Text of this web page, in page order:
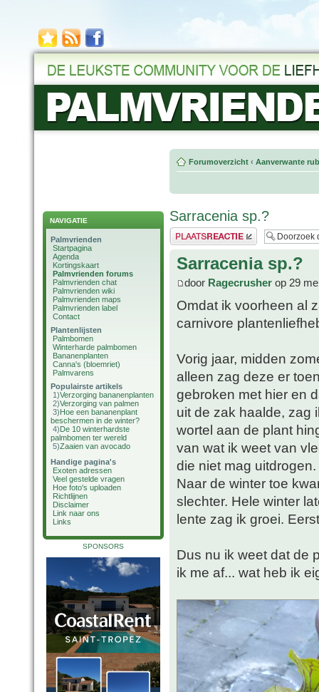
NAVIGATIE
Palmvrienden
Startpagina
Agenda
Kortingskaart
Palmvrienden forums
Palmvrienden chat
Palmvrienden wiki
Palmvrienden maps
Palmvrienden label
Contact
Plantenlijsten
Palmbomen
Winterharde palmbomen
Bananenplanten
Canna's (bloemriet)
Palmvarens
Populairste artikels
1)Verzorging bananenplanten
2)Verzorging van palmen
3)Hoe een bananenplant
beschermen in de winter?
4)De 10 winterhardste
palmbomen ter wereld
5)Zaaien van avocado
Handige pagina's
Exoten adressen
Veel gestelde vragen
Hoe foto's uploaden
Richtlijnen
Disclaimer
Link naar ons
Links
SPONSORS
Forumoverzicht ‹ Aanverwante
Sarracenia sp.?
Plaats een reactie
Sarracenia sp.?
door Ragecrusher op 29
Omdat ik voorheen al
carnivore
Vorig jaar, midden
alleen zag deze er
gebroken met hier en
uit de zak haalde, zag
wortel aan de plant
van wat ik weet van
die niet mag
Naar de winter toe
slechter. Hele winter
lente zag ik groei.
Dus nu ik weet dat de
ik me af... wat heb ik